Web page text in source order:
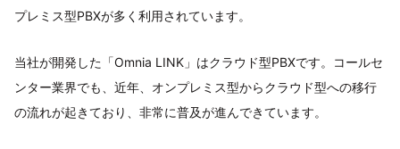
プレミス型PBXが多く利用されています。
当社が開発した「Omnia LINK」はクラウド型PBXです。コールセ
ンター業界でも、近年、オンプレミス型からクラウド型への移行
の流れが起きており、非常に普及が進んできています。